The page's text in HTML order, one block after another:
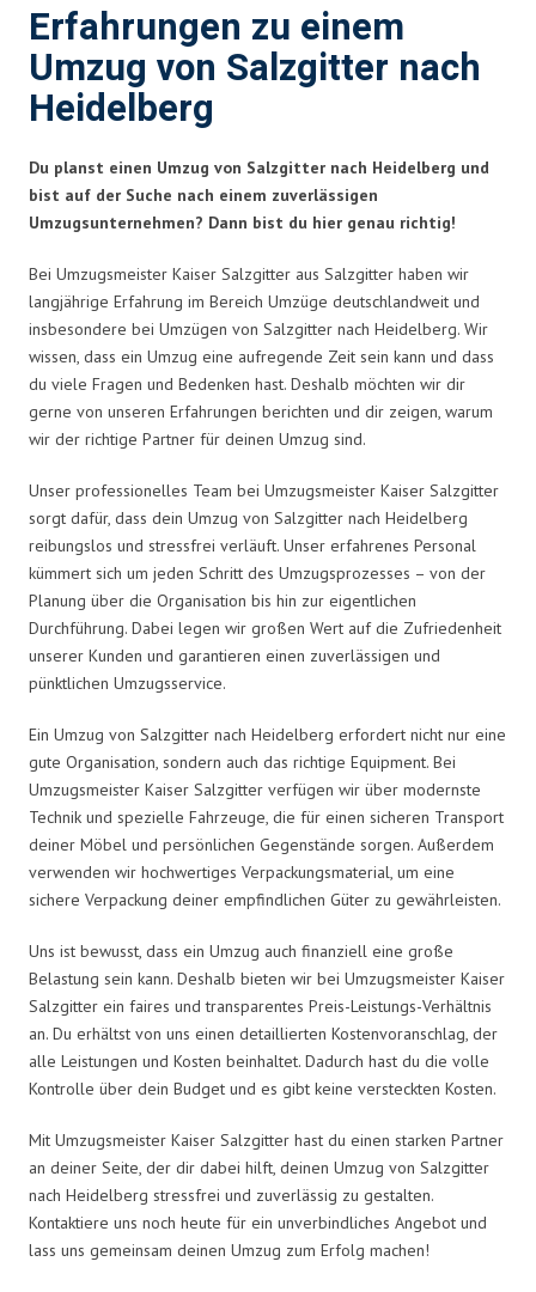
Erfahrungen zu einem
Umzug von Salzgitter nach
Heidelberg
Du planst einen Umzug von Salzgitter nach Heidelberg und
bist auf der Suche nach einem zuverlässigen
Umzugsunternehmen? Dann bist du hier genau richtig!
Bei Umzugsmeister Kaiser Salzgitter aus Salzgitter haben wir
langjährige Erfahrung im Bereich Umzüge deutschlandweit und
insbesondere bei Umzügen von Salzgitter nach Heidelberg. Wir
wissen, dass ein Umzug eine aufregende Zeit sein kann und dass
du viele Fragen und Bedenken hast. Deshalb möchten wir dir
gerne von unseren Erfahrungen berichten und dir zeigen, warum
wir der richtige Partner für deinen Umzug sind.
Unser professionelles Team bei Umzugsmeister Kaiser Salzgitter
sorgt dafür, dass dein Umzug von Salzgitter nach Heidelberg
reibungslos und stressfrei verläuft. Unser erfahrenes Personal
kümmert sich um jeden Schritt des Umzugsprozesses – von der
Planung über die Organisation bis hin zur eigentlichen
Durchführung. Dabei legen wir großen Wert auf die Zufriedenheit
unserer Kunden und garantieren einen zuverlässigen und
pünktlichen Umzugsservice.
Ein Umzug von Salzgitter nach Heidelberg erfordert nicht nur eine
gute Organisation, sondern auch das richtige Equipment. Bei
Umzugsmeister Kaiser Salzgitter verfügen wir über modernste
Technik und spezielle Fahrzeuge, die für einen sicheren Transport
deiner Möbel und persönlichen Gegenstände sorgen. Außerdem
verwenden wir hochwertiges Verpackungsmaterial, um eine
sichere Verpackung deiner empfindlichen Güter zu gewährleisten.
Uns ist bewusst, dass ein Umzug auch finanziell eine große
Belastung sein kann. Deshalb bieten wir bei Umzugsmeister Kaiser
Salzgitter ein faires und transparentes Preis-Leistungs-Verhältnis
an. Du erhältst von uns einen detaillierten Kostenvoranschlag, der
alle Leistungen und Kosten beinhaltet. Dadurch hast du die volle
Kontrolle über dein Budget und es gibt keine versteckten Kosten.
Mit Umzugsmeister Kaiser Salzgitter hast du einen starken Partner
an deiner Seite, der dir dabei hilft, deinen Umzug von Salzgitter
nach Heidelberg stressfrei und zuverlässig zu gestalten.
Kontaktiere uns noch heute für ein unverbindliches Angebot und
lass uns gemeinsam deinen Umzug zum Erfolg machen!